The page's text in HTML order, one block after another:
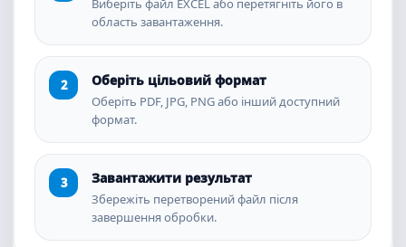
Виберіть файл EXCEL або перетягніть його в
область завантаження.
Оберіть цільовий формат
Оберіть PDF, JPG, PNG або інший доступний
формат.
Завантажити результат
Збережіть перетворений файл після
завершення обробки.